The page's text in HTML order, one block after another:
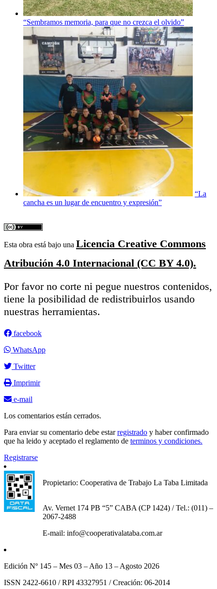
“Sembramos memoria, para que no crezca el olvido”
“La
cancha es un lugar de encuentro y expresión”
Esta obra está bajo una Licencia Creative Commons
Atribución 4.0 Internacional (CC BY 4.0).
Por favor no corte ni pegue nuestros contenidos,
tiene la posibilidad de redistribuirlos usando
nuestras herramientas.
facebook
WhatsApp
Twitter
Imprimir
e-mail
Los comentarios están cerrados.
Para enviar su comentario debe estarregistrado y haber confirmado
que ha leido y aceptado el reglamento de terminos y condiciones.
Registrarse
Propietario: Cooperativa de Trabajo La Taba Limitada
Av. Vernet 174 PB “5” CABA (CP 1424) / Tel.: (011) –
2067-2488
E-mail: info@cooperativalataba.com.ar
Edición Nº 145 – Mes 03 – Año 13 – Agosto 2026
ISSN 2422-6610 / RPI 43327951 / Creación: 06-2014